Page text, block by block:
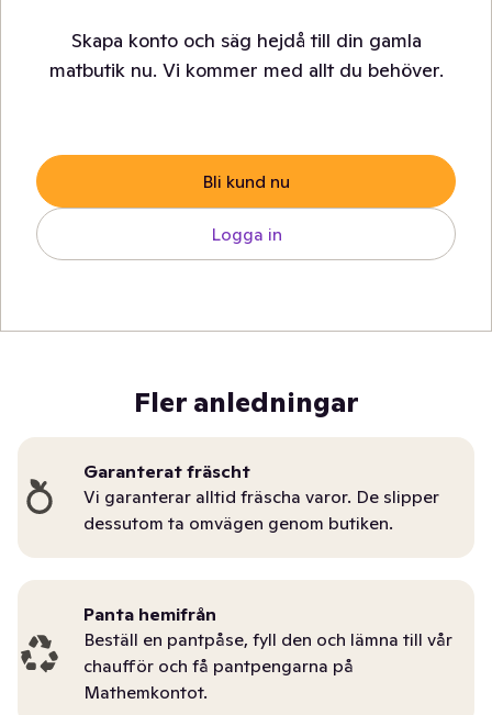
Skapa konto och säg hejdå till din gamla
matbutik nu. Vi kommer med allt du behöver.
Bli kund nu
Logga in
Fler anledningar
Garanterat fräscht
Vi garanterar alltid fräscha varor. De slipper
dessutom ta omvägen genom butiken.
Panta hemifrån
Beställ en pantpåse, fyll den och lämna till vår
chaufför och få pantpengarna på
Mathemkontot.